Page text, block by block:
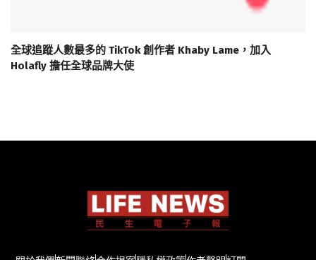
全球追蹤人數最多的 TikTok 創作者 Khaby Lame，加入
Holafly 擔任全球品牌大使